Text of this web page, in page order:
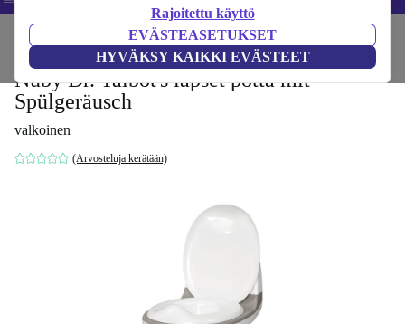
Rajoitettu käyttö
EVÄSTEASETUKSET
HYVÄKSY KAIKKI EVÄSTEET
Potat ja pesut
Nuby Dr. Talbot's lapset potta mit
Spülgeräusch
valkoinen
(Arvosteluja kerätään)